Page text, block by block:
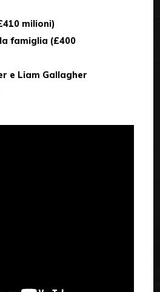
milioni)
la famiglia (£400
e Liam Gallagher